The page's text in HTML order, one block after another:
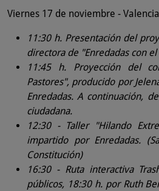
Viernes 17 de noviembre -
11:30 h. Presentación del
directora de "Enredadas con
11:45 h. Proyección del
Pastores", producido por
Enredadas. A continuación,
ciudadana.
12:30 - Taller "Hilando
impartido por Enredadas.
Constitución)
16:30 - Ruta interactiva
públicos, 18:30 h. por Ruth